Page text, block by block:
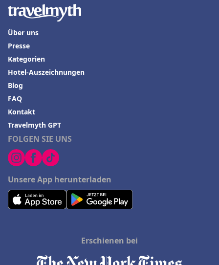
FOLGEN SIE UNS
Unsere App herunterladen
Über uns
Presse
Kategorien
Hotel-Auszeichnungen
Blog
FAQ
Kontakt
Travelmyth GPT
Erschienen bei